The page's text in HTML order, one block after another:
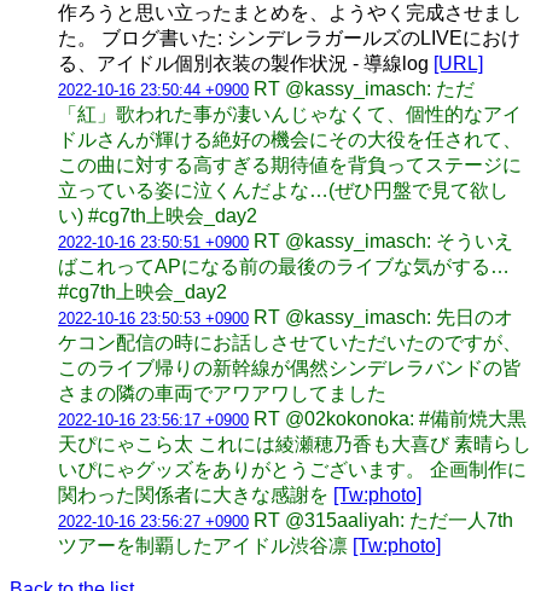
作ろうと思い立ったまとめを、ようやく完成させまし
た。 ブログ書いた: シンデレラガールズのLIVEにおけ
る、アイドル個別衣装の製作状況 - 導線log [URL]
2022-10-16 23:50:44 +0900 RT @kassy_imasch: ただ
「紅」歌われた事が凄いんじゃなくて、個性的なアイ
ドルさんが輝ける絶好の機会にその大役を任されて、
この曲に対する高すぎる期待値を背負ってステージに
立っている姿に泣くんだよな…(ぜひ円盤で見て欲し
い) #cg7th上映会_day2
2022-10-16 23:50:51 +0900 RT @kassy_imasch: そういえ
ばこれってAPになる前の最後のライブな気がする…
#cg7th上映会_day2
2022-10-16 23:50:53 +0900 RT @kassy_imasch: 先日のオ
ケコン配信の時にお話しさせていただいたのですが、
このライブ帰りの新幹線が偶然シンデレラバンドの皆
さまの隣の車両でアワアワしてました
2022-10-16 23:56:17 +0900 RT @02kokonoka: #備前焼大黒
天ぴにゃこら太 これには綾瀬穂乃香も大喜び 素晴らし
いぴにゃグッズをありがとうございます。 企画制作に
関わった関係者に大きな感謝を [Tw:photo]
2022-10-16 23:56:27 +0900 RT @315aaliyah: ただ一人7th
ツアーを制覇したアイドル渋谷凛 [Tw:photo]